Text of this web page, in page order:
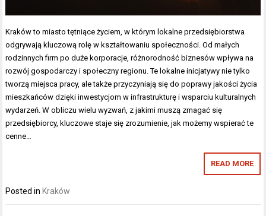
Kraków to miasto tętniące życiem, w którym lokalne przedsiębiorstwa
odgrywają kluczową rolę w kształtowaniu społeczności. Od małych
rodzinnych firm po duże korporacje, różnorodność biznesów wpływa na
rozwój gospodarczy i społeczny regionu. Te lokalne inicjatywy nie tylko
tworzą miejsca pracy, ale także przyczyniają się do poprawy jakości życia
mieszkańców dzięki inwestycjom w infrastrukturę i wsparciu kulturalnych
wydarzeń. W obliczu wielu wyzwań, z jakimi muszą zmagać się
przedsiębiorcy, kluczowe staje się zrozumienie, jak możemy wspierać te
cenne…
READ MORE
Posted in Kraków